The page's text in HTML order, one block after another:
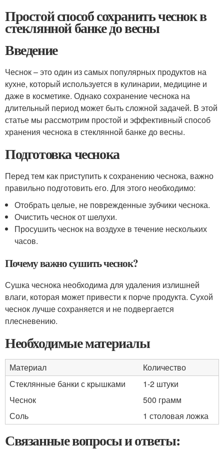
Простой способ сохранить чеснок в
стеклянной банке до весны
Введение
Чеснок – это один из самых популярных продуктов на
кухне, который используется в кулинарии, медицине и
даже в косметике. Однако сохранение чеснока на
длительный период может быть сложной задачей. В этой
статье мы рассмотрим простой и эффективный способ
хранения чеснока в стеклянной банке до весны.
Подготовка чеснока
Перед тем как приступить к сохранению чеснока, важно
правильно подготовить его. Для этого необходимо:
Отобрать целые, не поврежденные зубчики чеснока.
Очистить чеснок от шелухи.
Просушить чеснок на воздухе в течение нескольких
часов.
Почему важно сушить чеснок?
Сушка чеснока необходима для удаления излишней
влаги, которая может привести к порче продукта. Сухой
чеснок лучше сохраняется и не подвергается
плесневению.
Необходимые материалы
Материал
Количество
Стеклянные банки с крышками
1-2 штуки
Чеснок
500 грамм
Соль
1 столовая ложка
Связанные вопросы и ответы: